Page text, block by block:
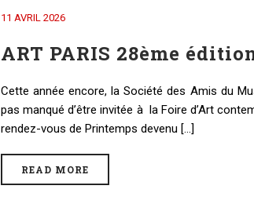
11 AVRIL 2026
ART PARIS 28ème
Cette année encore, la Société des Amis du
pas manqué d’être invitée à la Foire d’Art
rendez-vous de Printemps devenu [...]
READ MORE